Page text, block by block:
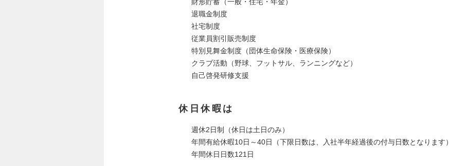
退職金制度
社宅制度
従業員割引販売制度
特別見舞金制度（団体生命保険・医療保険）
クラブ活動（野球、フットサル、ランニングなど）
自己啓発研修支援
休日休暇は
週休2日制（休日は土日のみ）
年間有給休暇10日～40日（下限日数は、入社半年経過後の付与日数となります）
年間休日日数121日